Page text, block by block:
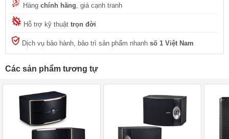
Hàng chính hãng, giá cạnh tranh
Hỗ trợ kỹ thuật trọn đời
Dịch vụ bảo hành, bảo trì sản phẩm nhanh số 1 Việt Nam
Các sản phẩm tương tự